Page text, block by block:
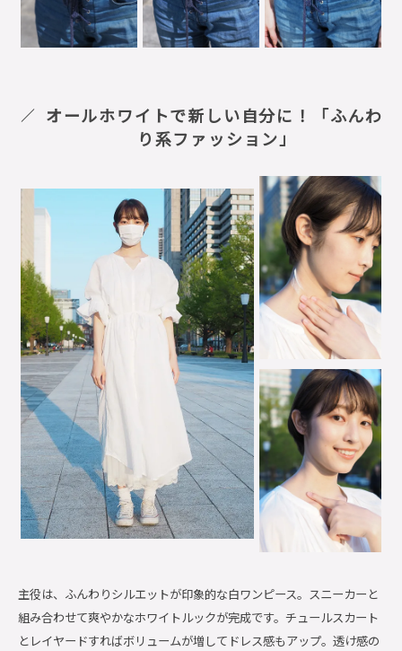
オールホワイトで新しい自分に！「ふんわ
り系ファッション」
主役は、ふんわりシルエットが印象的な白ワンピース。スニーカーと
組み合わせて爽やかなホワイトルックが完成です。チュールスカート
とレイヤードすればボリュームが増してドレス感もアップ。透け感の